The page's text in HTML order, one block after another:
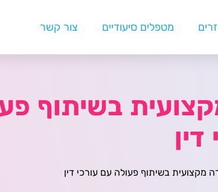
מטפלים סיעודיים צור קשר
בשיתוף
דין